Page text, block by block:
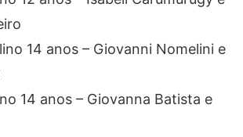
14 anos – Giovanni Nomelini e
14 anos – Giovanna Batista e